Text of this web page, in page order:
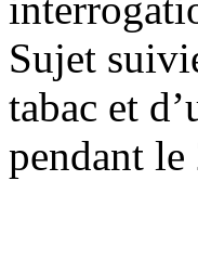
Sujet
tabac et
pendant